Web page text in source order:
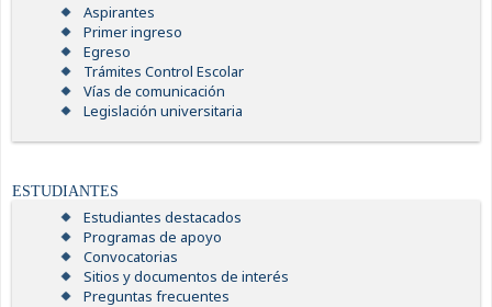
Aspirantes
Primer ingreso
Egreso
Trámites Control Escolar
Vías de comunicación
Legislación universitaria
ESTUDIANTES
Estudiantes destacados
Programas de apoyo
Convocatorias
Sitios y documentos de interés
Preguntas frecuentes